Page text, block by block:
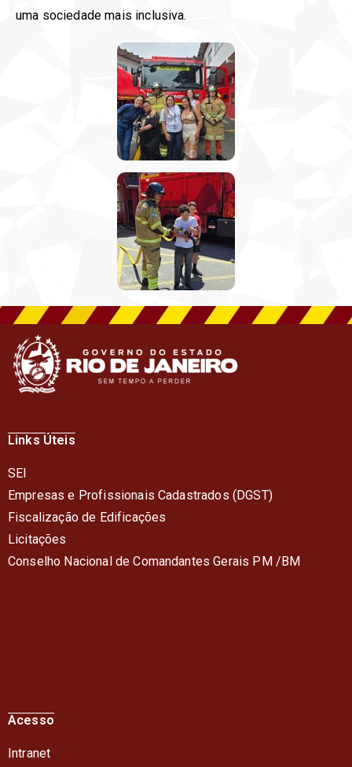
uma sociedade mais inclusiva.
Links Úteis
SEI
Empresas e Profissionais Cadastrados (DGST)
Fiscalização de Edificações
Licitações
Conselho Nacional de Comandantes Gerais PM /BM
Acesso
Intranet